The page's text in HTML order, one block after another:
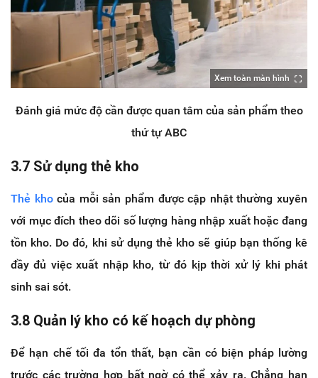
Xem toàn màn hình
Đánh giá mức độ cần được quan tâm của sản phẩm theo
thứ tự ABC
3.7 Sử dụng thẻ kho
Thẻ khocủa mỗi sản phẩm được cập nhật thường xuyên
với mục đích theo dõi số lượng hàng nhập xuất hoặc đang
tồn kho. Do đó, khi sử dụng thẻ kho sẽ giúp bạn thống kê
đầy đủ việc xuất nhập kho, từ đó kịp thời xử lý khi phát
sinh sai sót.
3.8 Quản lý kho có kế hoạch dự phòng
Để hạn chế tối đa tổn thất, bạn cần có biện pháp lường
trước các trường hợp bất ngờ có thể xảy ra. Chẳng hạn